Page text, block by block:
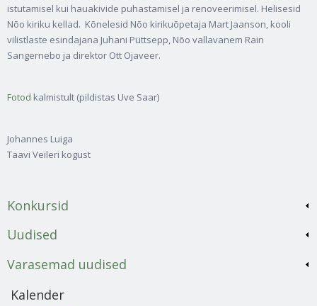
istutamisel kui hauakivide puhastamisel ja renoveerimisel. Helisesid
Nõo kiriku kellad. Kõnelesid Nõo kirikuõpetaja Mart Jaanson, kooli
vilistlaste esindajana Juhani Püttsepp, Nõo vallavanem Rain
Sangernebo ja direktor Ott Ojaveer.
Fotod kalmistult (pildistas Uve Saar)
Johannes Luiga
Taavi Veileri kogust
Konkursid
Uudised
Varasemad uudised
Kalender